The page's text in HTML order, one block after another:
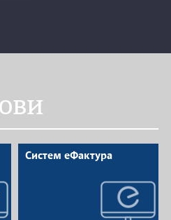
Систем еФактура